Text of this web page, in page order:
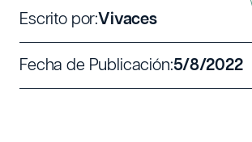
Escrito por:Vivaces
Fecha de Publicación:5/8/2022